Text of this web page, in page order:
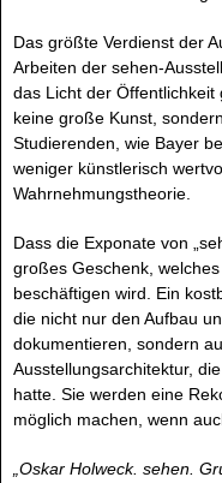
Das größte Verdienst der
Arbeiten der sehen-
das Licht der
keine große Kunst,
Studierenden, wie Bayer
weniger künstlerisch
Wahrnehmungstheorie.
Dass die Exponate von
großes Geschenk,
beschäftigen wird. Ein
die nicht nur den Aufbau
dokumentieren, sondern
Ausstellungsarchitektur,
hatte. Sie werden eine
möglich machen, wenn
„Oskar Holweck. sehen.